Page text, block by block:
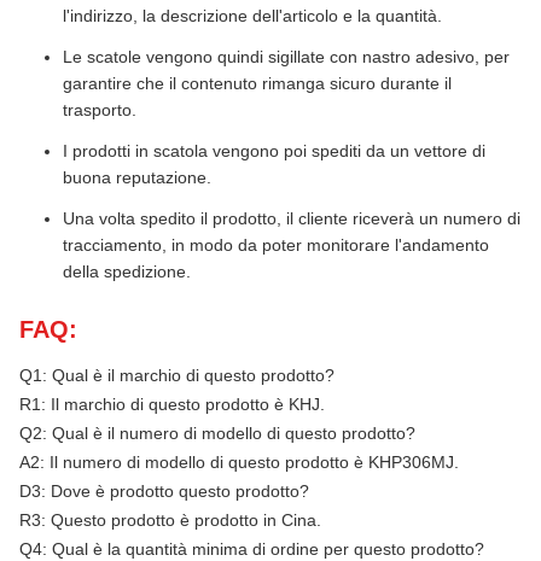
l'indirizzo, la descrizione dell'articolo e la quantità.
Le scatole vengono quindi sigillate con nastro adesivo, per
garantire che il contenuto rimanga sicuro durante il
trasporto.
I prodotti in scatola vengono poi spediti da un vettore di
buona reputazione.
Una volta spedito il prodotto, il cliente riceverà un numero di
tracciamento, in modo da poter monitorare l'andamento
della spedizione.
FAQ:
Q1: Qual è il marchio di questo prodotto?
R1: Il marchio di questo prodotto è KHJ.
Q2: Qual è il numero di modello di questo prodotto?
A2: Il numero di modello di questo prodotto è KHP306MJ.
D3: Dove è prodotto questo prodotto?
R3: Questo prodotto è prodotto in Cina.
Q4: Qual è la quantità minima di ordine per questo prodotto?